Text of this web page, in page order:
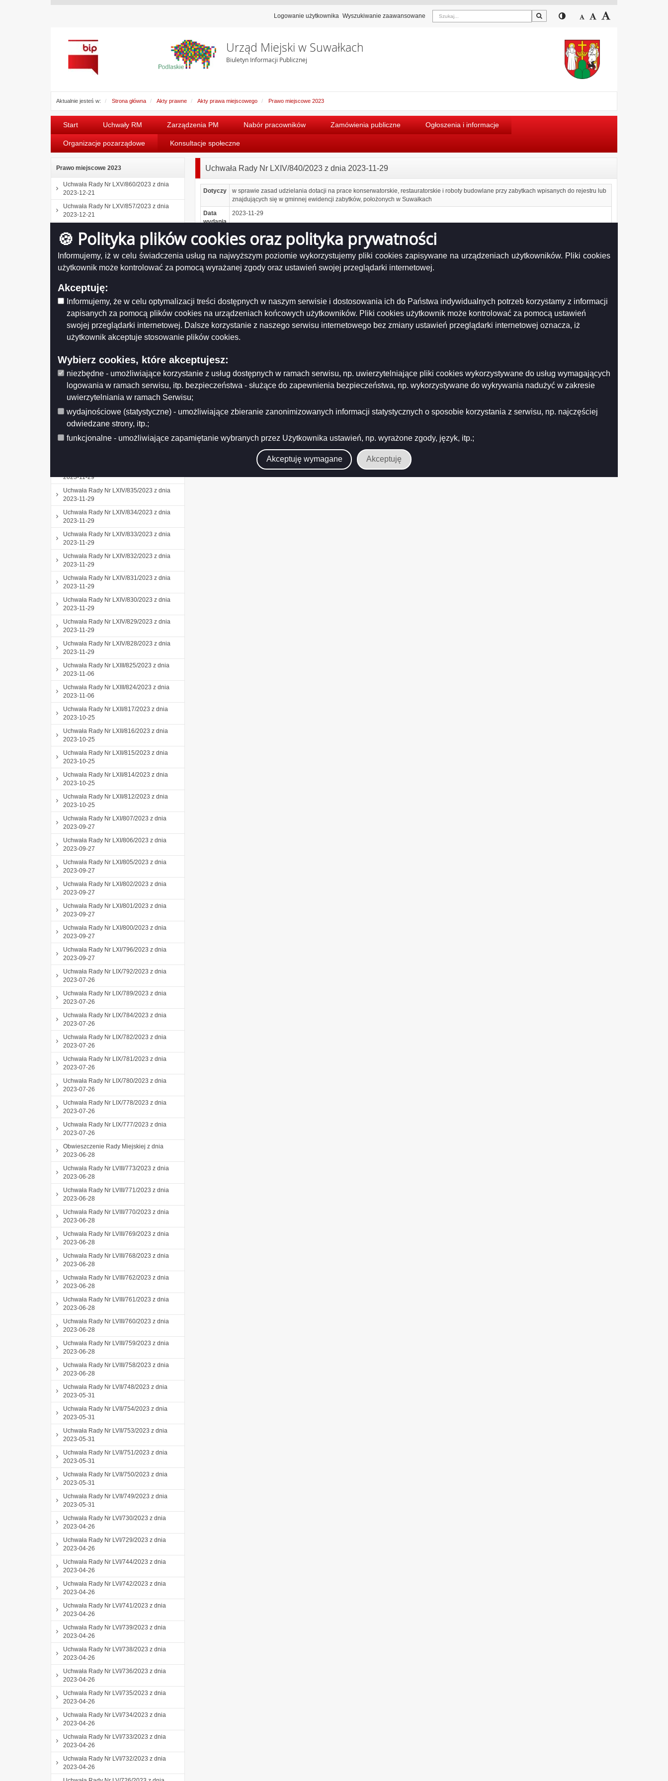
🍪 Polityka plików cookies oraz polityka prywatności
Informujemy, iż w celu świadczenia usług na najwyższym poziomie wykorzystujemy pliki cookies zapisywane na urządzeniach użytkowników. Pliki cookies
użytkownik może kontrolować za pomocą wyrażanej zgody oraz ustawień swojej przeglądarki internetowej.
Akceptuję:
Informujemy, że w celu optymalizacji treści dostępnych w naszym serwisie i dostosowania ich do Państwa indywidualnych potrzeb korzystamy z informacji
zapisanych za pomocą plików cookies na urządzeniach końcowych użytkowników. Pliki cookies użytkownik może kontrolować za pomocą ustawień
swojej przeglądarki internetowej. Dalsze korzystanie z naszego serwisu internetowego bez zmiany ustawień przeglądarki internetowej oznacza, iż
użytkownik akceptuje stosowanie plików cookies.
Wybierz cookies, które akceptujesz:
niezbędne - umożliwiające korzystanie z usług dostępnych w ramach serwisu, np. uwierzytelniające pliki cookies wykorzystywane do usług wymagających
logowania w ramach serwisu, itp. bezpieczeństwa - służące do zapewnienia bezpieczeństwa, np. wykorzystywane do wykrywania nadużyć w zakresie
uwierzytelniania w ramach Serwisu;
wydajnościowe (statystyczne) - umożliwiające zbieranie zanonimizowanych informacji statystycznych o sposobie korzystania z serwisu, np. najczęściej
odwiedzane strony, itp.;
funkcjonalne - umożliwiające zapamiętanie wybranych przez Użytkownika ustawień, np. wyrażone zgody, język, itp.;
Akceptuję wymagane Akceptuję
Logowanie użytkownika Wyszukiwanie zaawansowane Szukaj Przełącz pomiędzy
Zmniejsz czcionkę
Domyślny rozmiar
Urząd Miejski w Suwałkach
Biuletyn Informacji Publicznej
Aktualnie jesteś w: Strona główna Akty prawne Akty prawa miejscowego Prawo miejscowe 2023
Start Uchwały RM Zarządzenia PM Nabór pracowników Zamówienia publiczne Ogłoszenia i informacje
Organizacje pozarządowe Konsultacje społeczne
Prawo miejscowe 2023
Uchwała Rady Nr LXV/860/2023 z dnia
2023-12-21
Uchwała Rady Nr LXV/857/2023 z dnia
2023-12-21
2023-12-21
Uchwała Rady Nr LXV/854/2023 z dnia
2023-12-21
Uchwała Rady Nr LXV/852/2023 z dnia
Uchwała Rady Nr LXV/851/2023 z dnia
2023-12-21
Uchwała Rady Nr LXV/849/2023 z dnia
2023-12-21
Uchwała Rady Nr LXIV/847/2023 z dnia
Uchwała Rady Nr LXIV/844/2023 z dnia
Uchwała Rady Nr LXIV/843/2023 z dnia
2023-11-29
Uchwała Rady Nr LXIV/841/2023 z dnia
2023-11-29
Uchwała Rady Nr LXIV/840/2023 z dnia
2023-11-29
2023-11-29
Uchwała Rady Nr LXIV/835/2023 z dnia
2023-11-29
Uchwała Rady Nr LXIV/834/2023 z dnia
2023-11-29
Uchwała Rady Nr LXIV/833/2023 z dnia
2023-11-29
Uchwała Rady Nr LXIV/832/2023 z dnia
2023-11-29
Uchwała Rady Nr LXIV/831/2023 z dnia
2023-11-29
Uchwała Rady Nr LXIV/830/2023 z dnia
2023-11-29
Uchwała Rady Nr LXIV/829/2023 z dnia
2023-11-29
Uchwała Rady Nr LXIV/828/2023 z dnia
2023-11-29
Uchwała Rady Nr LXIII/825/2023 z dnia
2023-11-06
Uchwała Rady Nr LXIII/824/2023 z dnia
2023-11-06
Uchwała Rady Nr LXII/817/2023 z dnia
2023-10-25
Uchwała Rady Nr LXII/816/2023 z dnia
2023-10-25
Uchwała Rady Nr LXII/815/2023 z dnia
2023-10-25
Uchwała Rady Nr LXII/814/2023 z dnia
2023-10-25
Uchwała Rady Nr LXII/812/2023 z dnia
2023-10-25
Uchwała Rady Nr LXI/807/2023 z dnia
2023-09-27
Uchwała Rady Nr LXI/806/2023 z dnia
2023-09-27
Uchwała Rady Nr LXI/805/2023 z dnia
2023-09-27
Uchwała Rady Nr LXI/802/2023 z dnia
2023-09-27
Uchwała Rady Nr LXI/801/2023 z dnia
2023-09-27
Uchwała Rady Nr LXI/800/2023 z dnia
2023-09-27
Uchwała Rady Nr LXI/796/2023 z dnia
2023-09-27
Uchwała Rady Nr LIX/792/2023 z dnia
2023-07-26
Uchwała Rady Nr LIX/789/2023 z dnia
2023-07-26
Uchwała Rady Nr LIX/784/2023 z dnia
2023-07-26
Uchwała Rady Nr LIX/782/2023 z dnia
2023-07-26
Uchwała Rady Nr LIX/781/2023 z dnia
2023-07-26
Uchwała Rady Nr LIX/780/2023 z dnia
2023-07-26
Uchwała Rady Nr LIX/778/2023 z dnia
2023-07-26
Uchwała Rady Nr LIX/777/2023 z dnia
2023-07-26
Obwieszczenie Rady Miejskiej z dnia
2023-06-28
Uchwała Rady Nr LVIII/773/2023 z dnia
2023-06-28
Uchwała Rady Nr LVIII/771/2023 z dnia
2023-06-28
Uchwała Rady Nr LVIII/770/2023 z dnia
2023-06-28
Uchwała Rady Nr LVIII/769/2023 z dnia
2023-06-28
Uchwała Rady Nr LVIII/768/2023 z dnia
2023-06-28
Uchwała Rady Nr LVIII/762/2023 z dnia
2023-06-28
Uchwała Rady Nr LVIII/761/2023 z dnia
2023-06-28
Uchwała Rady Nr LVIII/760/2023 z dnia
2023-06-28
Uchwała Rady Nr LVIII/759/2023 z dnia
2023-06-28
Uchwała Rady Nr LVIII/758/2023 z dnia
2023-06-28
Uchwała Rady Nr LVII/748/2023 z dnia
2023-05-31
Uchwała Rady Nr LVII/754/2023 z dnia
2023-05-31
Uchwała Rady Nr LVII/753/2023 z dnia
2023-05-31
Uchwała Rady Nr LVII/751/2023 z dnia
2023-05-31
Uchwała Rady Nr LVII/750/2023 z dnia
2023-05-31
Uchwała Rady Nr LVII/749/2023 z dnia
2023-05-31
Uchwała Rady Nr LVI/730/2023 z dnia
2023-04-26
Uchwała Rady Nr LVI/729/2023 z dnia
2023-04-26
Uchwała Rady Nr LVI/744/2023 z dnia
2023-04-26
Uchwała Rady Nr LVI/742/2023 z dnia
2023-04-26
Uchwała Rady Nr LVI/741/2023 z dnia
2023-04-26
Uchwała Rady Nr LVI/739/2023 z dnia
2023-04-26
Uchwała Rady Nr LVI/738/2023 z dnia
2023-04-26
Uchwała Rady Nr LVI/736/2023 z dnia
2023-04-26
Uchwała Rady Nr LVI/735/2023 z dnia
2023-04-26
Uchwała Rady Nr LVI/734/2023 z dnia
2023-04-26
Uchwała Rady Nr LVI/733/2023 z dnia
2023-04-26
Uchwała Rady Nr LVI/732/2023 z dnia
2023-04-26
Uchwała Rady Nr LXIV/840/2023 z dnia 2023-11-29
Dotyczy
w sprawie zasad udzielania dotacji na prace konserwatorskie, restauratorskie i roboty budowlane przy zabytkach wpisanych do rejestru lub
znajdujących się w gminnej ewidencji zabytków, położonych w Suwałkach
Data
wydania
2023-11-29
Numer
LXIV/840/2023
Uchwała Rady Nr LXIV/840/2023 z dnia 29 listopada 2023 r.
nr
LXIV
840
2023
Udostępniający: Urząd Miejski w Suwałkach
Wytwarzający/odpowiadający:Elżbieta Polańska - Kierownik Biura Rady Miejskiej
Data wytworzenia:
Opublikował:
Data publikacji:
2023-12-04
Historia strony